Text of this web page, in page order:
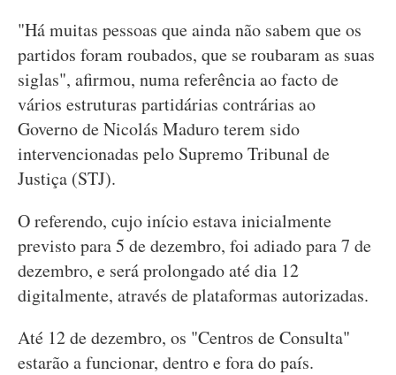
"Há muitas pessoas que ainda não sabem que os
partidos foram roubados, que se roubaram as suas
siglas", afirmou, numa referência ao facto de
vários estruturas partidárias contrárias ao
Governo de Nicolás Maduro terem sido
intervencionadas pelo Supremo Tribunal de
Justiça (STJ).
O referendo, cujo início estava inicialmente
previsto para 5 de dezembro, foi adiado para 7 de
dezembro, e será prolongado até dia 12
digitalmente, através de plataformas autorizadas.
Até 12 de dezembro, os "Centros de Consulta"
estarão a funcionar, dentro e fora do país.